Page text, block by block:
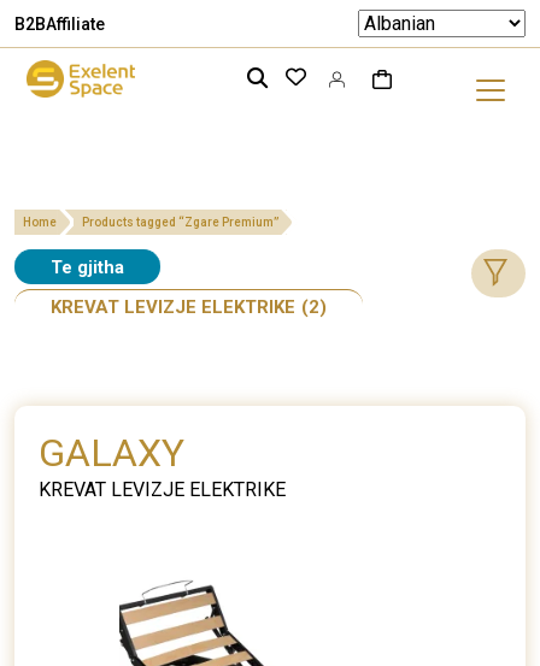
B2BAffiliate
Home Products tagged “Zgare Premium”
Te gjitha
KREVAT LEVIZJE ELEKTRIKE (2)
GALAXY
KREVAT LEVIZJE ELEKTRIKE